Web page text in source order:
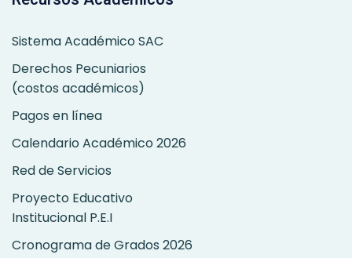
Sistema Académico SAC
Derechos Pecuniarios
(costos académicos)
Pagos en línea
Calendario Académico 2026
Red de Servicios
Proyecto Educativo
Institucional P.E.I
Cronograma de Grados 2026